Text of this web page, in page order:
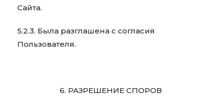
Сайта.
5.2.3. Была разглашена с согласия
Пользователя.
6. РАЗРЕШЕНИЕ СПОРОВ